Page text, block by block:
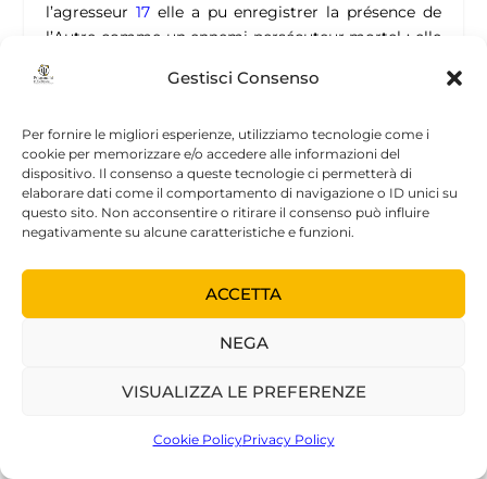
Gestisci Consenso
Per fornire le migliori esperienze, utilizziamo tecnologie come i
cookie per memorizzare e/o accedere alle informazioni del
dispositivo. Il consenso a queste tecnologie ci permetterà di
elaborare dati come il comportamento di navigazione o ID unici su
questo sito. Non acconsentire o ritirare il consenso può influire
negativamente su alcune caratteristiche e funzioni.
ACCETTA
NEGA
VISUALIZZA LE PREFERENZE
Cookie PolicyPrivacy Policy
l’agresseur17 elle a pu enregistrer la présence de
l’Autre comme un ennemi persécuteur mortel ; elle
a inévitablement structuré – sans en avoir aucune
responsabilité morale – une haine défensive et des
l’étranger.
Ce fœtus s’est donc développé dans une enveloppe
de haine défensive, son mécanisme de défense
protomental aura consisté dans le renforcement
d’une défense narcissique : d’où la structuration de
Il est évident, qu’afin que tout ceci se vérifie, nous
soit du côté maternel ou paternel – prédisposé au
Nous n’excluons naturellement pas les hypothèses
structuration d’un syndrome autistique, mais nous